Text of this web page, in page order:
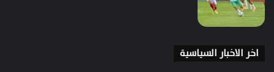
اخر الاخبار السياسية